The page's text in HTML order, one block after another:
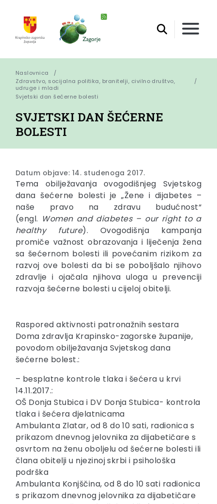
Naslovnica
Zdravstvo, socijalna politika, branitelji, civilno društvo,
udruge i mladi
Svjetski dan šećerne bolesti
SVJETSKI DAN ŠEĆERNE
BOLESTI
Datum objave: 14. studenoga 2017.
Tema obilježavanja ovogodišnjeg Svjetskog
dana šećerne bolesti je „Žene i dijabetes –
naše pravo na zdravu budućnost“
(engl. Women and diabetes – our right to a
healthy future). Ovogodišnja kampanja
promiče važnost obrazovanja i liječenja žena
sa šećernom bolesti ili povećanim rizikom za
razvoj ove bolesti da bi se poboljšalo njihovo
zdravlje i ojačala njihova uloga u prevenciji
razvoja šećerne bolesti u cijeloj obitelji.
Raspored aktivnosti patronažnih sestara
Doma zdravlja Krapinsko-zagorske županije,
povodom obilježavanja Svjetskog dana
šećerne bolest.:
– besplatne kontrole tlaka i šećera u krvi
14.11.2017.:
OŠ Donja Stubica i DV Donja Stubica- kontrola
tlaka i šećera djelatnicama
Ambulanta Zlatar, od 8 do 10 sati, radionica s
prikazom dnevnog jelovnika za dijabetičare s
osvrtom na ženu oboljelu od šećerne bolesti ili
člana obitelji u njezinoj skrbi i psihološka
podrška
Ambulanta Konjščina, od 8 do 10 sati radionica
s prikazom dnevnog jelovnika za dijabetičare